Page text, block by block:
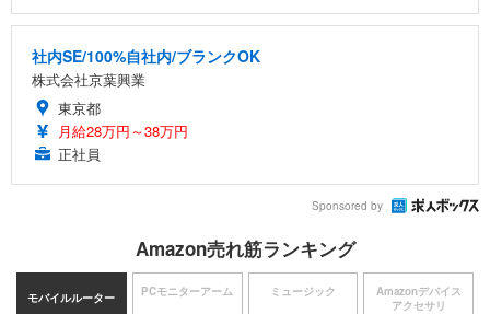
社内SE/100%自社内/ブランクOK
株式会社京葉興業
東京都
月給28万円～38万円
正社員
Sponsored by
Amazon売れ筋ランキング
モバイルルーター PCモニターアーム ミュージック
Amazonデバイス
アクセサリ